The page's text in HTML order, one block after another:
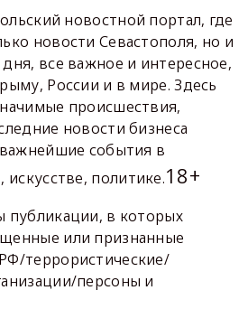
новостной портал, где
новости Севастополя, но и
все важное и интересное,
России и в мире. Здесь
происшествия,
новости бизнеса
события в
политике.18+
публикации, в которых
или признанные
террористические/
персоны и